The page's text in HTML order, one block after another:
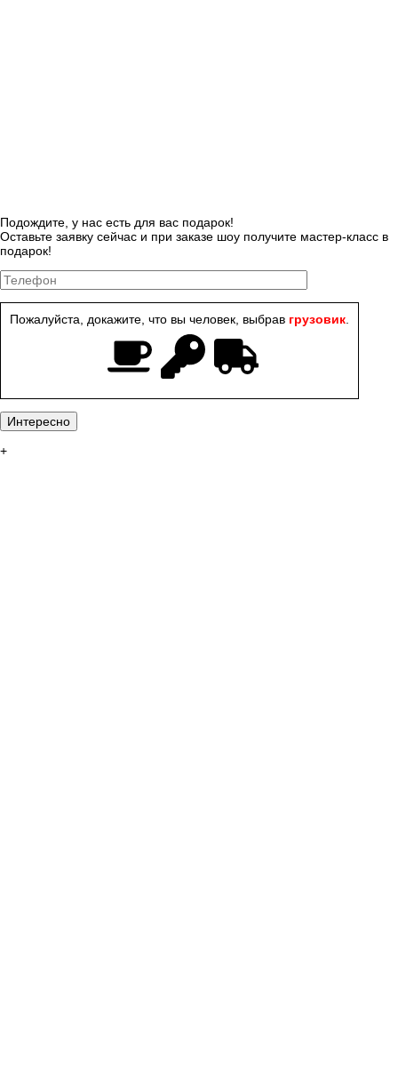
Подождите, у нас есть для вас подарок!
Оставьте заявку сейчас и при заказе шоу получите мастер-класс в
подарок!
Пожалуйста, докажите, что вы человек, выбрав грузовик
+